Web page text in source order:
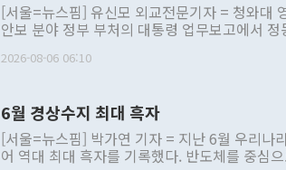
[서울=뉴스핌] 유신모 외교전문기자 = 청와대
안보 분야 정부 부처의 대통령 업무보고에서
발언 중에는 정부 내 조율을 거치지 않은 사안을
주의적 희망에 근거한 비현실적 구상'이라는 비
관의 대북 정책 관련 발언이 물의를 빚은 적은
관 부처 장관이 공개적으로 부정적 입장을 표
2026-08-06 06:10
6월 경상수지 최대 흑자
[서울=뉴스핌] 박가연 기자 = 지난 6월 우리나
어 역대 최대 흑자를 기록했다. 반도체를 중심